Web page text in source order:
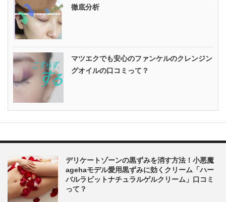
徹底分析
マツエクでも安心のファンケルのクレンジン
グオイルの口コミって？
デリケートゾーンの黒ずみを消す方法！小悪魔
agehaモデル愛用黒ずみに効くクリーム「ハー
バルラビットナチュラルゲルクリーム」口コミ
って？